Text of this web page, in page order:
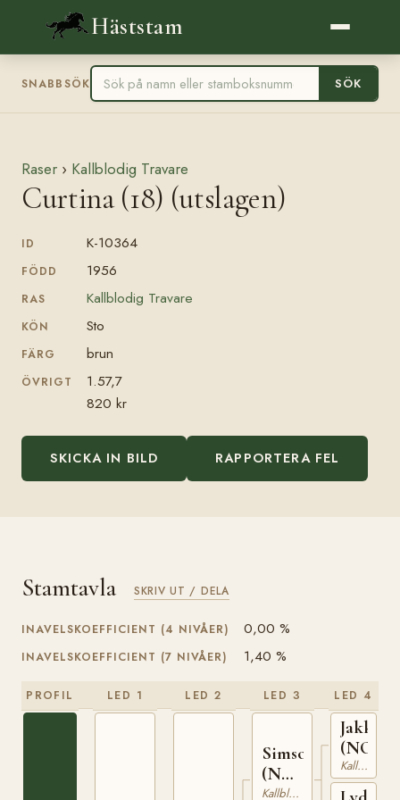
Häststam
SNABBSÖK SÖK
Raser › Kallblodig Travare
Curtina (18) (utslagen)
ID K-10364
FÖDD 1956
RAS Kallblodig Travare
KÖN Sto
FÄRG brun
ÖVRIGT
1.57,7
820 kr
SKICKA IN BILD RAPPORTERA FEL
Stamtavla SKRIV UT / DELA
INAVELSKOEFFICIENT (4 NIVÅER) 0,00 %
INAVELSKOEFFICIENT (7 NIVÅER) 1,40 %
PROFIL LED 1 LED 2 LED 3
Simson
(NO)
T-67Kallblodig Travare
LED 4
Jakken
(NO)
Kallblodig Travare